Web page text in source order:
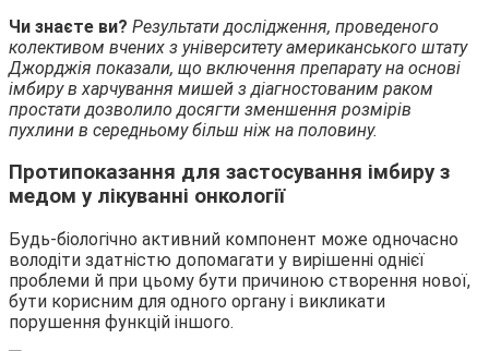
Чи знаєте ви? Результати дослідження, проведеного
колективом вчених з університету американського штату
Джорджія показали, що включення препарату на основі
імбиру в харчування мишей з діагностованим раком
простати дозволило досягти зменшення розмірів
пухлини в середньому більш ніж на половину.
Протипоказання для застосування імбиру з
медом у лікуванні онкології
Будь-біологічно активний компонент може одночасно
володіти здатністю допомагати у вирішенні однієї
проблеми й при цьому бути причиною створення нової,
бути корисним для одного органу і викликати
порушення функцій іншого.